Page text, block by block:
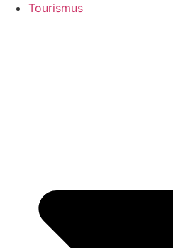
Tourismus